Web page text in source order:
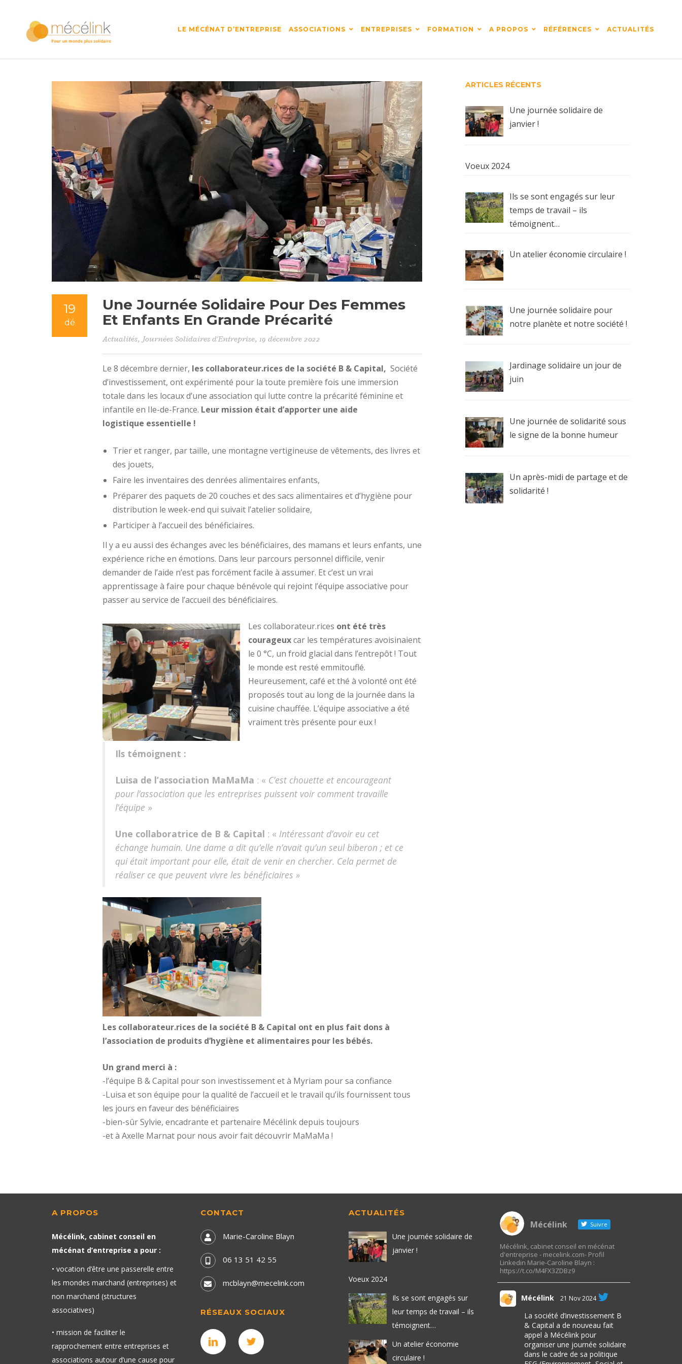
LE MÉCÉNAT D’ENTREPRISE ASSOCIATIONS ENTREPRISES FORMATION A PROPOS RÉFÉRENCES ACTUALITÉS
19
dé
Une Journée Solidaire Pour Des Femmes
Et Enfants En Grande Précarité
Actualités,Journées Solidaires d'Entreprise, 19 décembre 2022
Le 8 décembre dernier, les collaborateur.rices de la société B & Capital, Société
d’investissement, ont expérimenté pour la toute première fois une immersion
totale dans les locaux d’une association qui lutte contre la précarité féminine et
infantile en Ile-de-France. Leur mission était d’apporter une aide
logistique essentielle !
Trier et ranger, par taille, une montagne vertigineuse de vêtements, des livres et
des jouets,
Faire les inventaires des denrées alimentaires enfants,
Préparer des paquets de 20 couches et des sacs alimentaires et d’hygiène pour
distribution le week-end qui suivait l’atelier solidaire,
Participer à l’accueil des bénéficiaires.
Il y a eu aussi des échanges avec les bénéficiaires, des mamans et leurs enfants, une
expérience riche en émotions. Dans leur parcours personnel difficile, venir
demander de l’aide n’est pas forcément facile à assumer. Et c’est un vrai
apprentissage à faire pour chaque bénévole qui rejoint l’équipe associative pour
passer au service de l’accueil des bénéficiaires.
Les collaborateur.rices ont été très
courageuxcar les températures avoisinaient
le 0 °C, un froid glacial dans l’entrepôt ! Tout
le monde est resté emmitouflé.
Heureusement, café et thé à volonté ont été
proposés tout au long de la journée dans la
cuisine chauffée. L’équipe associative a été
vraiment très présente pour eux !
Ils témoignent :
Luisa de l’association MaMaMa : « C’est chouette et encourageant
pour l’association que les entreprises puissent voir comment travaille
l’équipe »
Une collaboratrice de B & Capital : « Intéressant d’avoir eu cet
échange humain. Une dame a dit qu’elle n’avait qu’un seul biberon ; et ce
qui était important pour elle, était de venir en chercher. Cela permet de
réaliser ce que peuvent vivre les bénéficiaires »
Les collaborateur.rices de la société B & Capital ont en plus fait dons à
l’association de produits d’hygiène et alimentaires pour les bébés.
Un grand merci à :
-l’équipe B & Capital pour son investissement et à Myriam pour sa confiance
-Luisa et son équipe pour la qualité de l’accueil et le travail qu’ils fournissent tous
les jours en faveur des bénéficiaires
-bien-sûr Sylvie, encadrante et partenaire Mécélink depuis toujours
-et à Axelle Marnat pour nous avoir fait découvrir MaMaMa !
ARTICLES RÉCENTS
Une journée solidaire de
janvier !
Voeux 2024
Ils se sont engagés sur leur
temps de travail – ils
témoignent…
Un atelier économie circulaire !
Une journée solidaire pour
notre planète et notre société !
Jardinage solidaire un jour de
juin
Une journée de solidarité sous
le signe de la bonne humeur
Un après-midi de partage et de
solidarité !
A PROPOS
Mécélink, cabinet conseil en
mécénat d’entreprise a pour :
• vocation d’être une passerelle entre
les mondes marchand (entreprises) et
non marchand (structures
associatives)
• mission de faciliter le
rapprochement entre entreprises et
associations autour d’une cause pour
CONTACT
Marie-Caroline Blayn
06 13 51 42 55
mcblayn@mecelink.com
RÉSEAUX SOCIAUX
ACTUALITÉS
Une journée solidaire de
janvier !
Voeux 2024
Ils se sont engagés sur
leur temps de travail – ils
témoignent…
Un atelier économie
circulaire !
Mécélink Suivre
Mécélink, cabinet conseil en mécénat
d'entreprise - mecelink.com- Profil
Linkedin Marie-Caroline Blayn :
https://t.co/M4FX3ZDBz9
Mécélink 21 Nov 2024
La société d’investissement B
& Capital a de nouveau fait
appel à Mécélink pour
organiser une journée solidaire
dans le cadre de sa politique